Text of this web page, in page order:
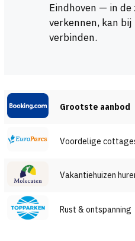
Eindhoven — in
verkennen, kan
verbinden.
Grootste aanbod
Voordelige
Vakantiehuizen
Rust & ontspanning